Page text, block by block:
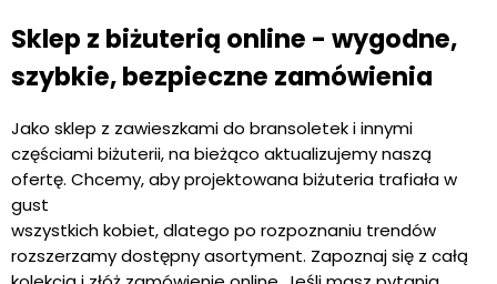
Sklep z biżuterią online - wygodne,
szybkie, bezpieczne zamówienia
Jako sklep z zawieszkami do bransoletek i innymi
częściami biżuterii, na bieżąco aktualizujemy naszą
ofertę. Chcemy, aby projektowana biżuteria trafiała w
gust
wszystkich kobiet, dlatego po rozpoznaniu trendów
rozszerzamy dostępny asortyment. Zapoznaj się z całą